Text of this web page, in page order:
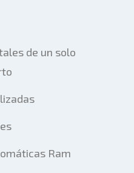
de un solo
Ram